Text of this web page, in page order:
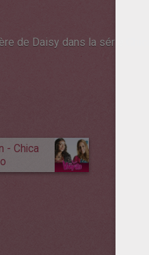
de Daisy dans la série
- Chica